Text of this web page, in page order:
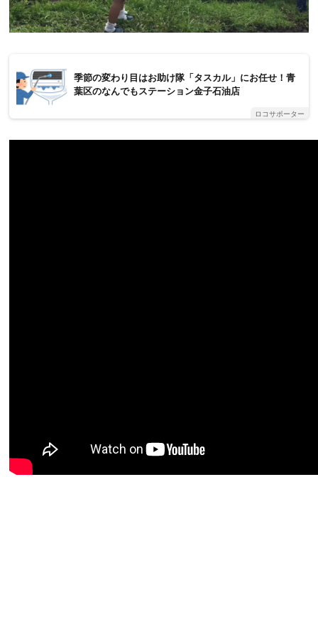
季節の変わり目はお助け隊「タスカル」にお任せ！青
葉区のなんでもステーション金子石油店
ロコサポーター